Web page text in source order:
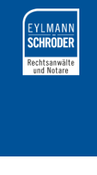
springen